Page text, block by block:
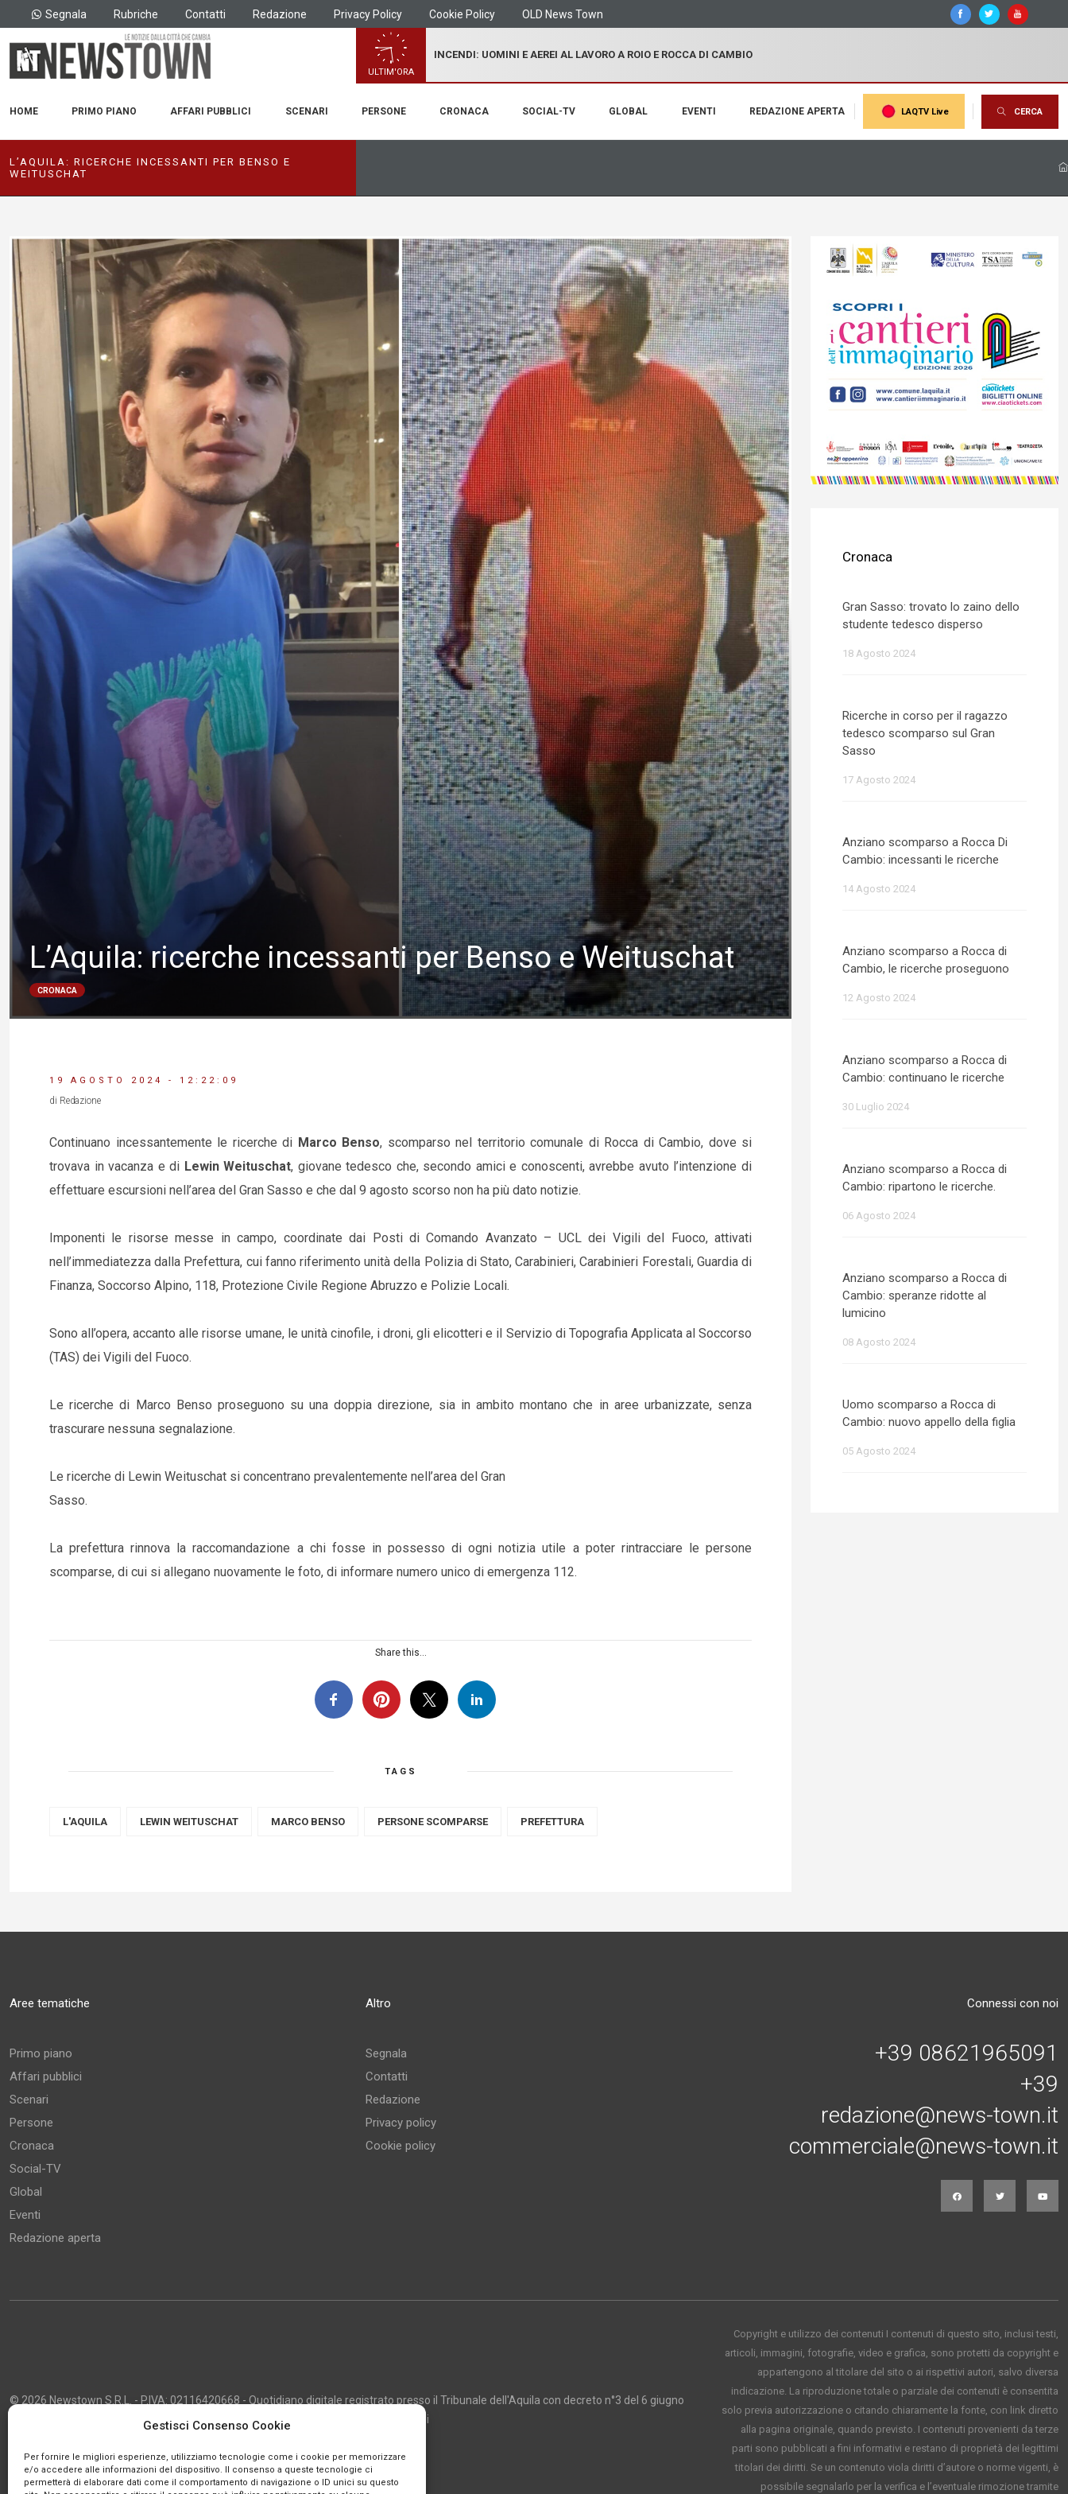
Gestisci Consenso Cookie
Per fornire le migliori esperienze, utilizziamo tecnologie come i cookie per memorizzare
e/o accedere alle informazioni del dispositivo. Il consenso a queste tecnologie ci
permetterà di elaborare dati come il comportamento di navigazione o ID unici su questo
Segnala Rubriche Contatti Redazione Privacy Policy Cookie Policy OLD News Town
ULTIM'ORA
INCENDI: UOMINI E AEREI AL LAVORO A ROIO E ROCCA DI CAMBIO
HOME PRIMO PIANO AFFARI PUBBLICI SCENARI PERSONE CRONACA SOCIAL-TV GLOBAL EVENTI REDAZIONE APERTA LAQTV Live CERCA
L’AQUILA: RICERCHE INCESSANTI PER BENSO E
WEITUSCHAT
L’Aquila: ricerche incessanti per Benso e Weituschat
CRONACA
19 AGOSTO 2024 - 12:22:09
di Redazione
Continuano incessantemente le ricerche di Marco Benso, scomparso nel territorio comunale di Rocca di Cambio, dove si
trovava in vacanza e di Lewin Weituschat, giovane tedesco che, secondo amici e conoscenti, avrebbe avuto l’intenzione di
effettuare escursioni nell’area del Gran Sasso e che dal 9 agosto scorso non ha più dato notizie.
Imponenti le risorse messe in campo, coordinate dai Posti di Comando Avanzato – UCL dei Vigili del Fuoco, attivati
nell’immediatezza dalla Prefettura, cui fanno riferimento unità della Polizia di Stato, Carabinieri, Carabinieri Forestali, Guardia di
Finanza, Soccorso Alpino, 118, Protezione Civile Regione Abruzzo e Polizie Locali.
Sono all’opera, accanto alle risorse umane, le unità cinofile, i droni, gli elicotteri e il Servizio di Topografia Applicata al Soccorso
(TAS) dei Vigili del Fuoco.
Le ricerche di Marco Benso proseguono su una doppia direzione, sia in ambito montano che in aree urbanizzate, senza
trascurare nessuna segnalazione.
Le ricerche di Lewin Weituschat si concentrano prevalentemente nell’area del Gran
Sasso.
La prefettura rinnova la raccomandazione a chi fosse in possesso di ogni notizia utile a poter rintracciare le persone
scomparse, di cui si allegano nuovamente le foto, di informare numero unico di emergenza 112.
Share this...
TAGS
L'AQUILA LEWIN WEITUSCHAT MARCO BENSO PERSONE SCOMPARSE PREFETTURA
Cronaca
Gran Sasso: trovato lo zaino dello
studente tedesco disperso
18 Agosto 2024
Ricerche in corso per il ragazzo
tedesco scomparso sul Gran
Sasso
17 Agosto 2024
Anziano scomparso a Rocca Di
Cambio: incessanti le ricerche
14 Agosto 2024
Anziano scomparso a Rocca di
Cambio, le ricerche proseguono
12 Agosto 2024
Anziano scomparso a Rocca di
Cambio: continuano le ricerche
30 Luglio 2024
Anziano scomparso a Rocca di
Cambio: ripartono le ricerche.
06 Agosto 2024
Anziano scomparso a Rocca di
Cambio: speranze ridotte al
lumicino
08 Agosto 2024
Uomo scomparso a Rocca di
Cambio: nuovo appello della figlia
05 Agosto 2024
Aree tematiche
Primo piano
Affari pubblici
Scenari
Persone
Cronaca
Social-TV
Global
Eventi
Redazione aperta
Altro
Segnala
Contatti
Redazione
Privacy policy
Cookie policy
Connessi con noi
+39 08621965091
+39
redazione@news-town.it
commerciale@news-town.it
© 2026 Newstown S.R.L. - P.IVA: 02116420668 - Quotidiano digitale registrato presso il Tribunale dell'Aquila con decreto n°3 del 6 giugno
2013 - Direttore Responsabile: Giustino Masciocco - Capo Redattore: Marco Giancarli
Copyright e utilizzo dei contenuti I contenuti di questo sito, inclusi testi,
articoli, immagini, fotografie, video e grafica, sono protetti da copyright e
appartengono al titolare del sito o ai rispettivi autori, salvo diversa
indicazione. La riproduzione totale o parziale dei contenuti è consentita
solo previa autorizzazione o citando chiaramente la fonte, con link diretto
alla pagina originale, quando previsto. I contenuti provenienti da terze
parti sono pubblicati a fini informativi e restano di proprietà dei legittimi
titolari dei diritti. Se un contenuto viola diritti d’autore o norme vigenti, è
possibile segnalarlo per la verifica e l’eventuale rimozione tramite